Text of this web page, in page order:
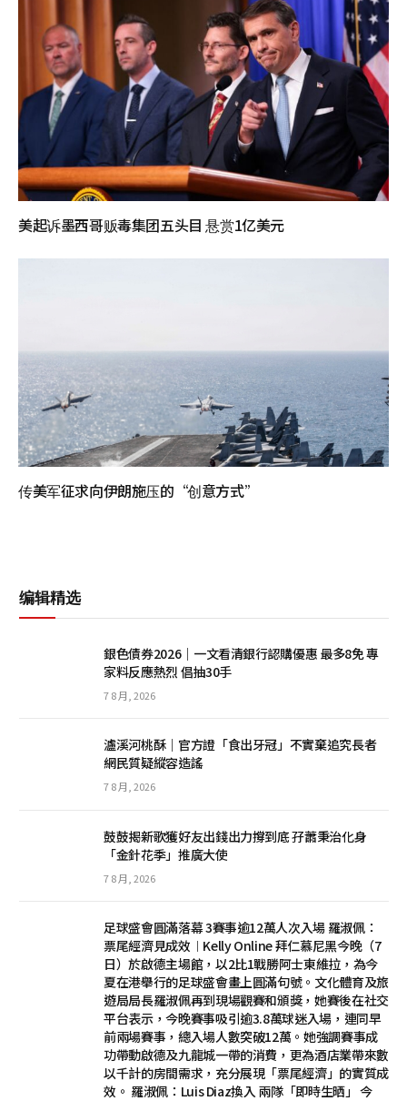
美起诉墨西哥贩毒集团五头目 悬赏1亿美元
传美军征求向伊朗施压的“创意方式”
编辑精选
銀色債券2026｜一文看清銀行認購優惠 最多8免 專
家料反應熱烈 倡抽30手
7 8 月, 2026
瀘溪河桃酥｜官方證「食出牙冠」不實棄追究長者
網民質疑縱容造謠
7 8 月, 2026
鼓鼓揭新歌獲好友出錢出力撐到底 孖蕭秉治化身
「金針花季」推廣大使
7 8 月, 2026
足球盛會圓滿落幕 3賽事逾12萬人次入場 羅淑佩：
票尾經濟見成效︱Kelly Online 拜仁慕尼黑今晚（7
日）於啟德主場館，以2比1戰勝阿士東維拉，為今
夏在港舉行的足球盛會畫上圓滿句號。文化體育及旅
遊局局長羅淑佩再到現場觀賽和頒獎，她賽後在社交
平台表示，今晚賽事吸引逾3.8萬球迷入場，連同早
前兩場賽事，總入場人數突破12萬。她強調賽事成
功帶動啟德及九龍城一帶的消費，更為酒店業帶來數
以千計的房間需求，充分展現「票尾經濟」的實質成
效。 羅淑佩：Luis Diaz換入 兩隊「即時生晒」 今